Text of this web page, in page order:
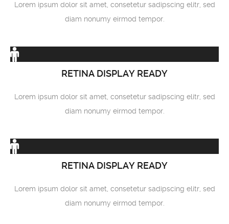
Lorem ipsum dolor sit amet, consetetur sadipscing elitr, sed
diam nonumy eirmod tempor.
RETINA DISPLAY READY
Lorem ipsum dolor sit amet, consetetur sadipscing elitr, sed
diam nonumy eirmod tempor.
RETINA DISPLAY READY
Lorem ipsum dolor sit amet, consetetur sadipscing elitr, sed
diam nonumy eirmod tempor.